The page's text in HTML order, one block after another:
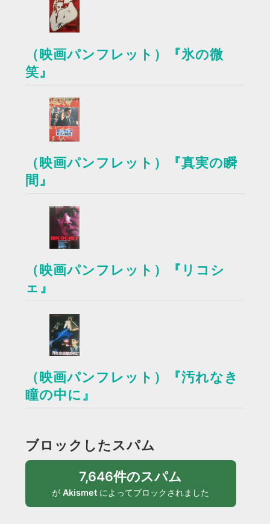
（映画パンフレット）『氷の微
笑』
（映画パンフレット）『真実の瞬
間』
（映画パンフレット）『リコシ
ェ』
（映画パンフレット）『汚れなき
瞳の中に』
ブロックしたスパム
7,646件のスパム
がAkismet によってブロックされました